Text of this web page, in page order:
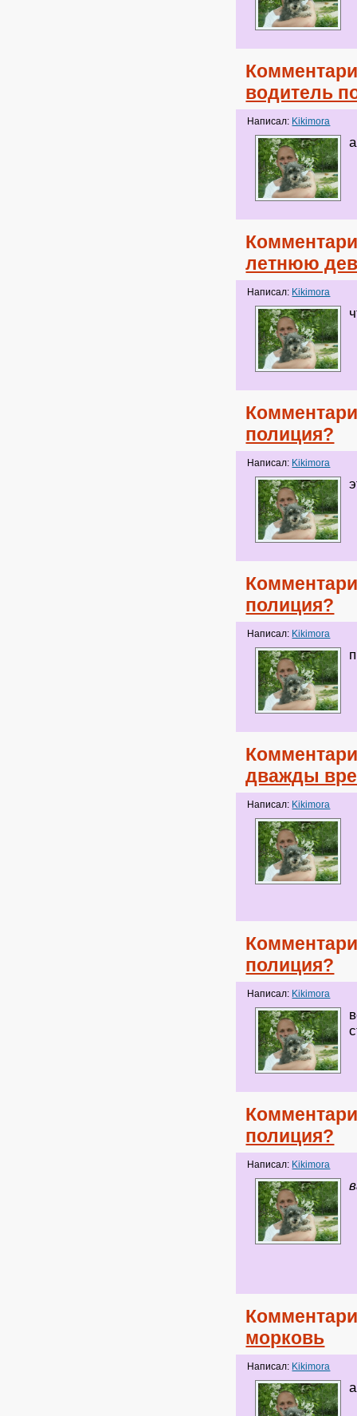
водитель
Написал: Kikimora
летнюю
Написал: Kikimora
полиция?
Написал: Kikimora
полиция?
Написал: Kikimora
дважды
Написал: Kikimora
полиция?
Написал: Kikimora
полиция?
Написал: Kikimora
морковь
Написал: Kikimora